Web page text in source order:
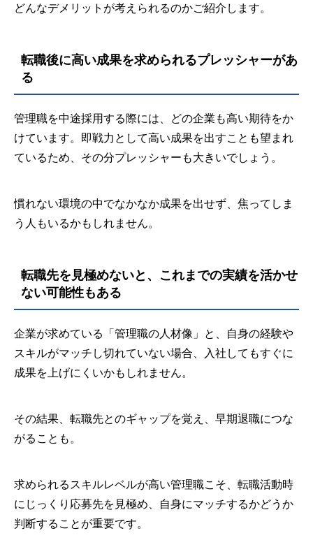
どんなデメリットが考えられるのかご紹介します。
転職後に高い成果を求められるプレッシャーがあ
る
管理職を中途採用する際には、どの企業も高い期待をか
けています。即戦力として高い成果を出すことも望まれ
ているため、その分プレッシャーも大きいでしょう。
慣れない環境の中でなかなか成果を出せず、焦ってしま
う人もいるかもしれません。
転職先を見極めないと、これまでの実績を活かせ
ない可能性もある
企業が求めている「管理職の人材像」と、自身の経験や
スキルがマッチし切れていない場合、入社してもすぐに
成果を上げにくいかもしれません。
その結果、転職先とのギャップを覚え、早期退職につな
がることも。
求められるスキルレベルが高い管理職こそ、転職活動時
にじっくり応募先を見極め、自身にマッチするかどうか
判断することが重要です。